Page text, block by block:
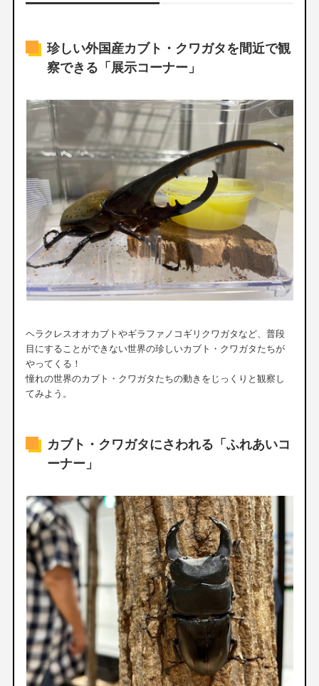
珍しい外国産カブト・クワガタを間近で観
察できる「展示コーナー」
ヘラクレスオオカブトやギラファノコギリクワガタなど、普段
目にすることができない世界の珍しいカブト・クワガタたちが
やってくる！
憧れの世界のカブト・クワガタたちの動きをじっくりと観察し
てみよう。
カブト・クワガタにさわれる「ふれあいコ
ーナー」